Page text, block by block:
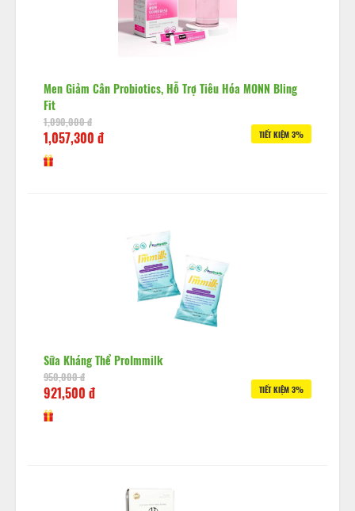
Men Giảm Cân Probiotics, Hỗ Trợ Tiêu Hóa MONN Bling
Fit
1,090,000 đ
1,057,300 đ TIẾT KIỆM 3%
Sữa Kháng Thể ProImmilk
950,000 đ
921,500 đ TIẾT KIỆM 3%